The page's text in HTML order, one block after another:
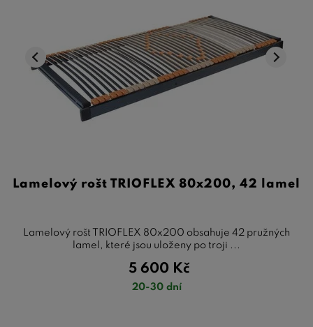
Lamelový rošt TRIOFLEX 80x200, 42 lamel
Lamelový rošt TRIOFLEX 80x200 obsahuje 42 pružných
lamel, které jsou uloženy po troji ...
5 600 Kč
20-30 dní